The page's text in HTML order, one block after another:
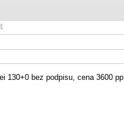
130+0 bez podpisu, cena 3600 pp